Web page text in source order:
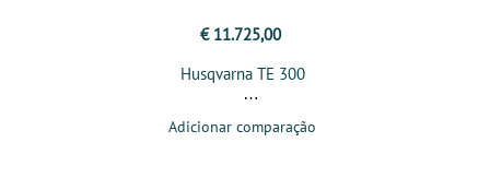
€ 11.725,00
Husqvarna TE 300
Adicionar comparação